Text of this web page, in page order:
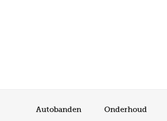
Autobanden Onderhoud